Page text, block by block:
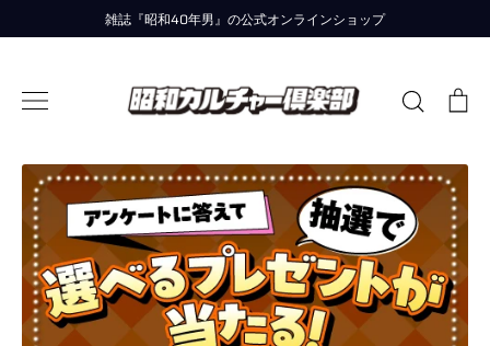
ン
雑誌『昭和40年男』の公式オンラインショップ
る